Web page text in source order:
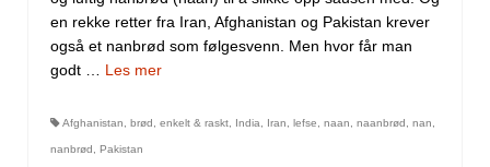
en rekke retter fra Iran, Afghanistan og Pakistan krever
også et nanbrød som følgesvenn. Men hvor får man
godt … Les mer
Afghanistan brød enkelt & raskt India Iran lefse naan naanbrød nan
nanbrød Pakistan